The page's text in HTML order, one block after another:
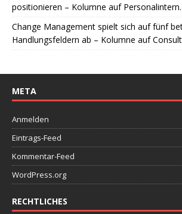
positionieren – Kolumne auf
Change Management spielt sich auf fünf
Handlungsfeldern ab – Kolumne auf
META
Anmelden
Eintrags-Feed
Kommentar-Feed
WordPress.org
RECHTLICHES